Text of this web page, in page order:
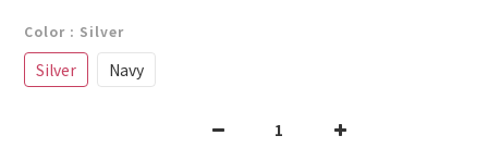
Color : Silver
Silver Navy